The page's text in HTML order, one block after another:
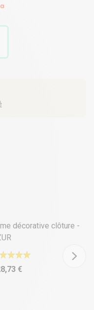
décorative clôture -
€